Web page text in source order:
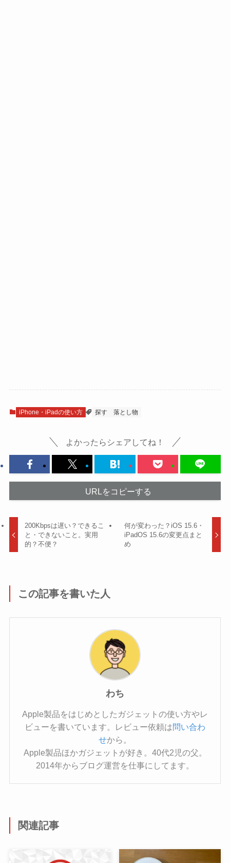
iPhone・iPadの使い方 探す 落とし物
よかったらシェアしてね！
URLをコピーする
200Kbpsは遅い？できるこ
と・できないこと。実用
的？不便？
何が変わった？iOS 15.6・
iPadOS 15.6の変更点まと
め
この記事を書いた人
わち
Apple製品をはじめとしたガジェットの使い方やレ
ビューを書いています。レビュー依頼は問い合わ
せから。
Apple製品ほかガジェットが好き。40代2児の父。
2014年からブログ運営を仕事にしてます。
関連記事